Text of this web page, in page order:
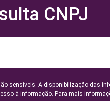
CNPJ
sensíveis. A disponibilização das
à informação. Para mais